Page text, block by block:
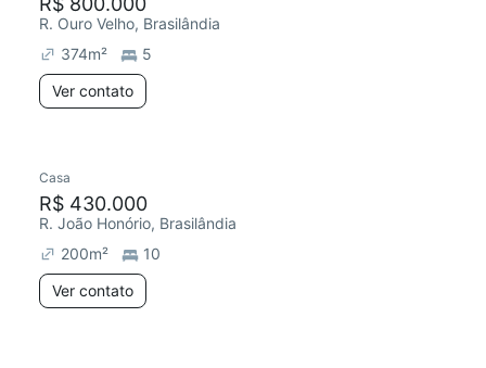
R. Ouro Velho, Brasilândia
374m²
5
Ver contato
Casa
R$ 430.000
R. João Honório, Brasilândia
200m²
10
Ver contato